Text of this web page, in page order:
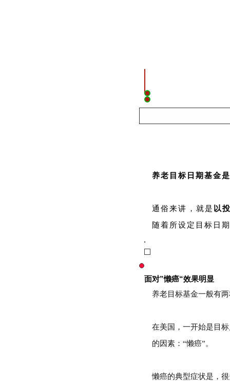
养老目标日期基金
通俗来讲，就是 以
随着所设定目标日
面对”懒癌“效果明显
养老目标基金一般有
在美国，一开始是目
的因素：“懒癌”。
懒癌的典型症状是，